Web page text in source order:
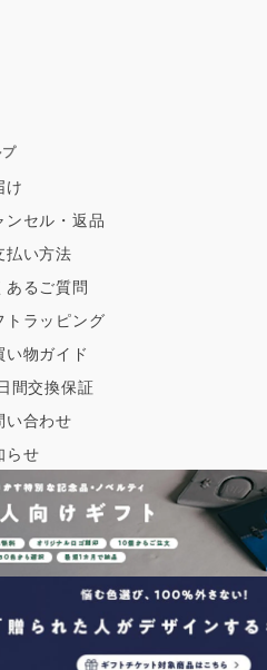
け
ンセル・返品
払い方法
あるご質問
トラッピング
い物ガイド
間交換保証
い合わせ
らせ